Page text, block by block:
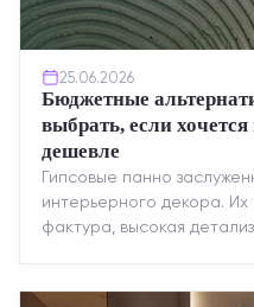
25.06.2026
Бюджетные
выбрать, если
дешевле
Гипсовые панно
интерьерного декора.
фактура, высокая